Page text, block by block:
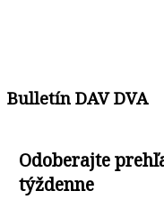
Bulletín DAV DVA
Odoberajte
týždenne